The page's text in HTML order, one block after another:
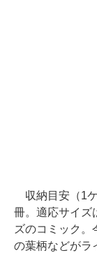
収納目安（1
冊。適応サイズ
ズのコミック。
の葉柄などがラ